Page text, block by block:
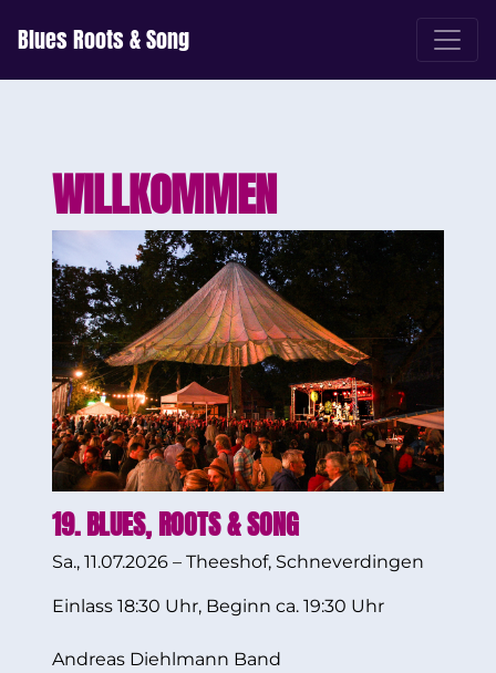
Blues Roots & Song
WILLKOMMEN
19. BLUES, ROOTS & SONG
Sa., 11.07.2026 – Theeshof, Schneverdingen
Einlass 18:30 Uhr, Beginn ca. 19:30 Uhr
Andreas Diehlmann Band